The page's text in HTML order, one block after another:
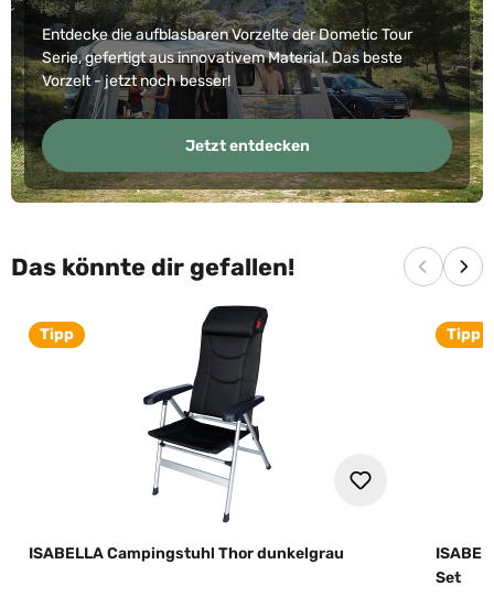
Entdecke die aufblasbaren Vorzelte der Dometic Tour
Serie, gefertigt aus innovativem Material. Das beste
Vorzelt - jetzt noch besser!
Jetzt entdecken
Das könnte dir gefallen! Vorherige
Tipp
ISABELLA Campingstuhl Thor dunkelgrau
Tipp
Set